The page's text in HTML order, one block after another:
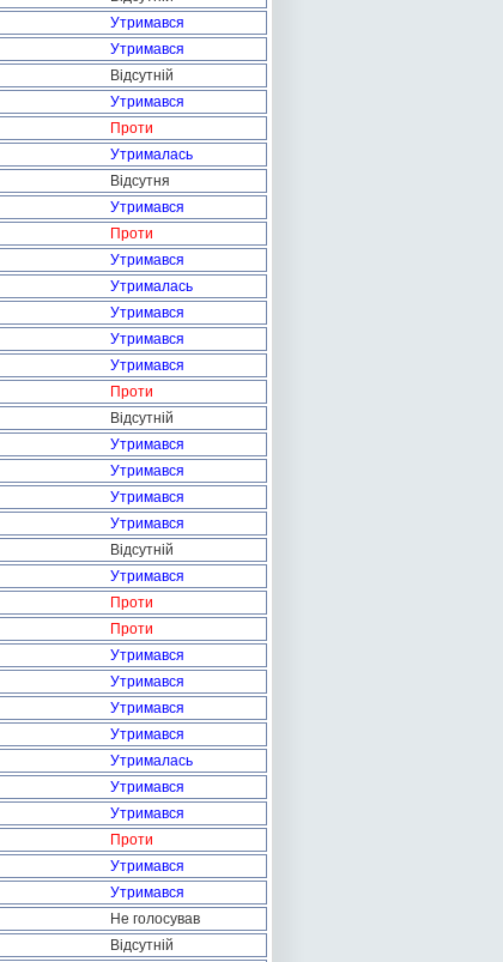
Утримався
Утримався
Відсутній
Утримався
Проти
Утрималась
Відсутня
Утримався
Проти
Утримався
Утрималась
Утримався
Утримався
Утримався
Проти
Відсутній
Утримався
Утримався
Утримався
Утримався
Відсутній
Утримався
Проти
Проти
Утримався
Утримався
Утримався
Утримався
Утрималась
Утримався
Утримався
Проти
Утримався
Утримався
Не голосував
Відсутній